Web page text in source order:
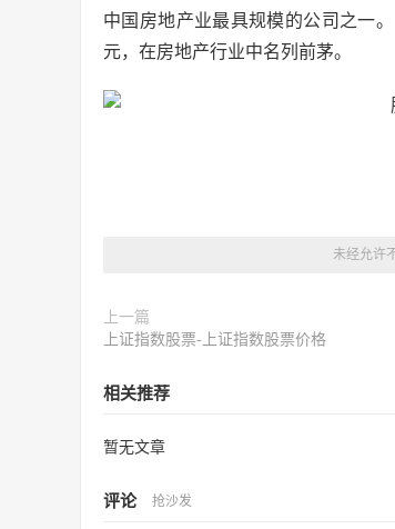
中国房地产业最具规模的公司之一
元，在房地产行业中名列前茅。
未经允许
上一篇
上证指数股票-上证指数股票价格
相关推荐
暂无文章
评论 抢沙发